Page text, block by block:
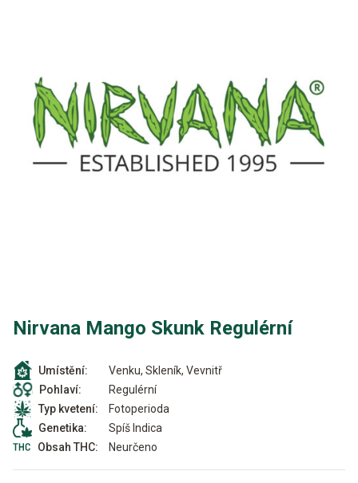
Nirvana Mango Skunk Regulérní
Umístění:
Venku, Skleník, Vevnitř
Pohlaví:
Regulérní
Typ kvetení:
Fotoperioda
Genetika:
Spíš Indica
Obsah THC:
Neurčeno